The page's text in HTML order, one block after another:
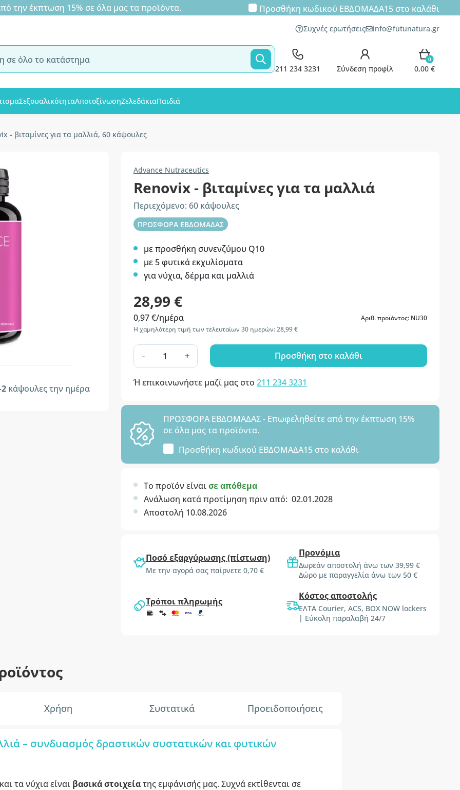
έκπτωση 15% σε όλα μας τα προϊόντα. Προσθήκη κωδικού ΕΒΔΟΜΑΔΑ15στο καλάθι
Συχνές ερωτήσεις info@futunatura.gr
211 234 3231 Σύνδεση προφίλ
0
0,00 €
ΣεξουαλικότηταΑποτοξίνωσηΖελεδάκιαΠαιδιά
- βιταμίνες για τα μαλλιά, 60 κάψουλες
κάψουλες την ημέρα
Advance Nutraceutics
Renovix - βιταμίνες για τα μαλλιά
Περιεχόμενο: 60 κάψουλες
ΠΡΟΣΦΟΡΑ ΕΒΔΟΜΑΔΑΣ
με προσθήκη συνενζύμου Q10
με 5 φυτικά εκχυλίσματα
για νύχια, δέρμα και μαλλιά
28,99 €
0,97 €/ημέρα
Αριθ. προϊόντος: NU30
Η χαμηλότερη τιμή των τελευταίων 30 ημερών: 28,99 €
- + Προσθήκη στο καλάθι
Ή επικοινωνήστε μαζί μας στο 211 234 3231
ΠΡΟΣΦΟΡΑ ΕΒΔΟΜΑΔΑΣ - Επωφεληθείτε από την έκπτωση 15%
σε όλα μας τα προϊόντα.
Προσθήκη κωδικού ΕΒΔΟΜΑΔΑ15 στο καλάθι
Το προϊόν είναισε απόθεμα
Ανάλωση κατά προτίμηση πριν από: 02.01.2028
Αποστολή 10.08.2026
Ποσό εξαργύρωσης (πίστωση)
Με την αγορά σας παίρνετε 0,70 €
Προνόμια
Δωρεάν αποστολή άνω των 39,99 €
Δώρο με παραγγελία άνω των 50 €
Τρόποι πληρωμής Κόστος αποστολής
ΕΛΤΑ Courier, ACS, BOX NOW lockers
| Εύκολη παραλαβή 24/7
Χρήση Συστατικά Προειδοποιήσεις
–συνδυασμός δραστικών συστατικών και φυτικών
τα νύχια είναι βασικάστοιχείατης εμφάνισής μας. Συχνά εκτίθενται σε